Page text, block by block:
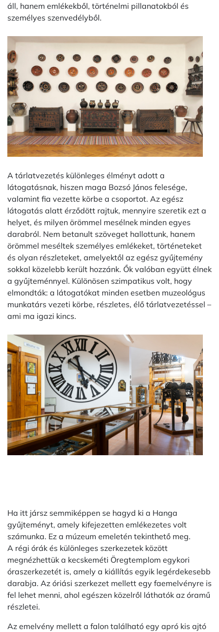
áll, hanem emlékekből, történelmi pillanatokból és
személyes szenvedélyből.
A tárlatvezetés különleges élményt adott a
látogatásnak, hiszen maga Bozsó János felesége,
valamint fia vezette körbe a csoportot. Az egész
látogatás alatt érződött rajtuk, mennyire szeretik ezt a
helyet, és milyen örömmel mesélnek minden egyes
darabról. Nem betanult szöveget hallottunk, hanem
örömmel meséltek személyes emlékeket, történeteket
és olyan részleteket, amelyektől az egész gyűjtemény
sokkal közelebb került hozzánk. Ők valóban együtt élnek
a gyűjteménnyel. Különösen szimpatikus volt, hogy
elmondták: a látogatókat minden esetben muzeológus
munkatárs vezeti körbe, részletes, élő tárlatvezetéssel –
ami ma igazi kincs.
Ha itt jársz semmiképpen se hagyd ki a Hanga
gyűjteményt, amely kifejezetten emlékezetes volt
számunka. Ez a múzeum emeletén tekinthető meg.
A régi órák és különleges szerkezetek között
megnézhettük a kecskeméti Öregtemplom egykori
óraszerkezetét is, amely a kiállítás egyik legérdekesebb
darabja. Az óriási szerkezet mellett egy faemelvényre is
fel lehet menni, ahol egészen közelről láthatók az óramű
részletei.
Az emelvény mellett a falon található egy apró kis ajtó